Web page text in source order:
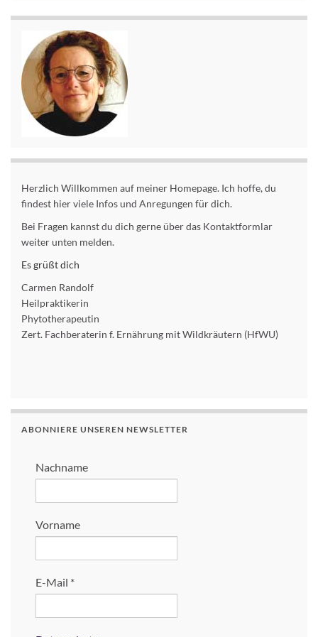
Herzlich Willkommen auf meiner Homepage. Ich hoffe, du
findest hier viele Infos und Anregungen für dich.
Bei Fragen kannst du dich gerne über das Kontaktformlar
weiter unten melden.
Es grüßt dich
Carmen Randolf
Heilpraktikerin
Phytotherapeutin
Zert. Fachberaterin f. Ernährung mit Wildkräutern (HfWU)
ABONNIERE UNSEREN NEWSLETTER
Nachname
Vorname
E-Mail *